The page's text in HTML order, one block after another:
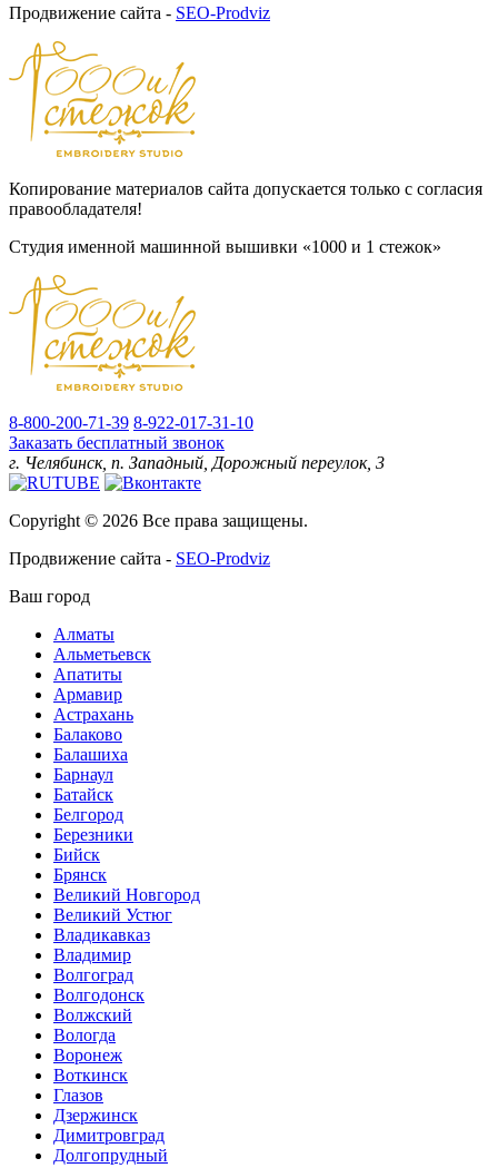
Продвижение сайта - SEO-Prodviz
Копирование материалов сайта допускается только с согласия
правообладателя!
Студия именной машинной вышивки «1000 и 1 стежок»
8-800-200-71-39 8-922-017-31-10
Заказать бесплатный звонок
г. Челябинск, п. Западный, Дорожный переулок, 3
Copyright © 2026 Все права защищены.
Продвижение сайта - SEO-Prodviz
Ваш город
Алматы
Альметьевск
Апатиты
Армавир
Астрахань
Балаково
Балашиха
Барнаул
Батайск
Белгород
Березники
Бийск
Брянск
Великий Новгород
Великий Устюг
Владикавказ
Владимир
Волгоград
Волгодонск
Волжский
Вологда
Воронеж
Воткинск
Глазов
Дзержинск
Димитровград
Долгопрудный